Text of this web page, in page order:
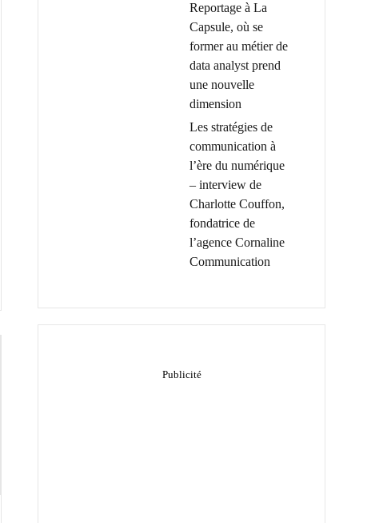
Reportage à La
Capsule, où se
former au métier de
data analyst prend
une nouvelle
dimension
Les stratégies de
communication à
l’ère du numérique
– interview de
Charlotte Couffon,
fondatrice de
l’agence Cornaline
Communication